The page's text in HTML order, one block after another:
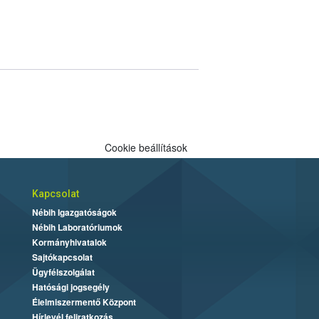
Cookie beállítások
Kapcsolat
Nébih Igazgatóságok
Nébih Laboratóriumok
Kormányhivatalok
Sajtókapcsolat
Ügyfélszolgálat
Hatósági jogsegély
Élelmiszermentő Központ